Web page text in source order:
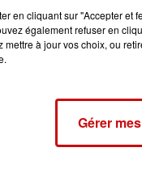
en cliquant sur "Accepter et
également refuser en
mettre à jour vos choix, ou
Gérer